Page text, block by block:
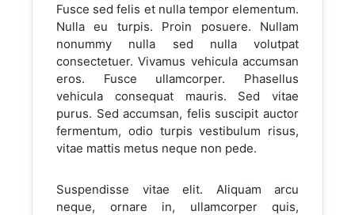
Fusce sed felis et nulla tempor elementum.
Nulla eu turpis. Proin posuere. Nullam
nonummy nulla sed nulla volutpat
consectetuer. Vivamus vehicula accumsan
eros. Fusce ullamcorper. Phasellus
vehicula consequat mauris. Sed vitae
purus. Sed accumsan, felis suscipit auctor
fermentum, odio turpis vestibulum risus,
vitae mattis metus neque non pede.
Suspendisse vitae elit. Aliquam arcu
neque, ornare in, ullamcorper quis,